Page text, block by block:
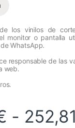
los vinilos de
monitor o pantalla
WhatsApp.
responsable de las
web.
- 252,81